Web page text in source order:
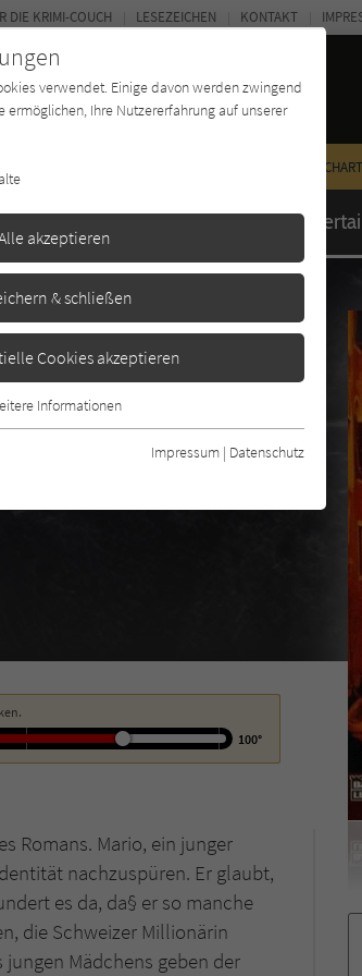
Autor*in Magazin
DIE KRIMI-COUCH LESEZEICHEN KONTAKT
100°
Romans. Mario, ein junger
nachzuspüren. Er glaubt,
es da, da§ er so manche
die Schweizer Millionärin
Mädchens geben der
verwendet. Einige davon werden zwingend
Ihre Nutzererfahrung auf unserer
akzeptieren
& schließen
Cookies akzeptieren
Funktionen der Webseite
dass die Webseite einwandfrei
von Cookies auf dieser Website zu
Medien GmbH & Co. KG
die Bewertung einzelner Buchtitel
Informationen
Impressum | Datenschutz